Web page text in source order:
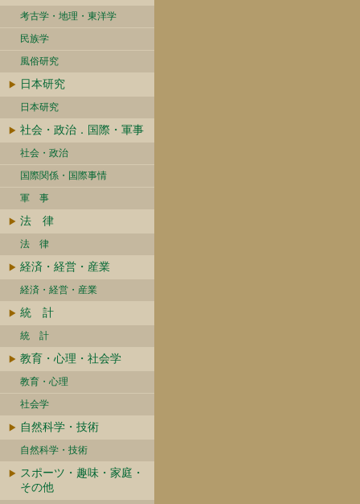
考古学・地理・東洋学
民族学
風俗研究
日本研究
日本研究
社会・政治．国際・軍事
社会・政治
国際関係・国際事情
軍 事
法 律
法 律
経済・経営・産業
経済・経営・産業
統 計
統 計
教育・心理・社会学
教育・心理
社会学
自然科学・技術
自然科学・技術
スポーツ・趣味・家庭・
その他